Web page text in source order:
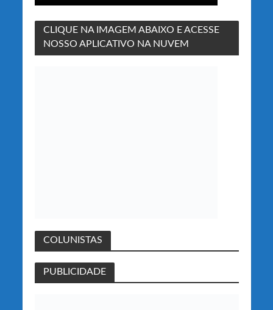
CLIQUE NA IMAGEM ABAIXO E ACESSE
NOSSO APLICATIVO NA NUVEM
COLUNISTAS
PUBLICIDADE